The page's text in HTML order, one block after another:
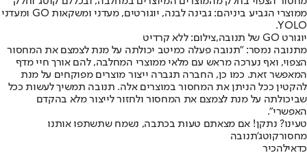
ממוצרי הגביע ביניהם: גבינה לבנה, יוגורטים, מעדני ומשקאות GO ומעדני
YOLO.
יוגורט GO של תנובה,צילום: ללא קרדיט
מתנובה נמסר: "תנובה פעלה כמיטב יכולתה על מנת לצמצם את המחסור
הצפוי, ואף נערכה מראש עם מלאי ממוצרי המחלבה, להם אורך חיי מדף
המאפשר זאת. כמו כן, החברה תגברה ייצור מוצרים מפוקחים על מנת
להקטין ככל הניתן את המחסור במוצרים אלה. תנובה תמשיך לעשות ככל
שביכולתה על מנת לצמצם את המחסור ולחזור לייצור מלא בהקדם
האפשרי".
טעינו? נתקן! אם מצאתם טעות בכתבה, נשמח שתשתפו אותנו
מחסורקוטג'תנובה
כדאילהכיר